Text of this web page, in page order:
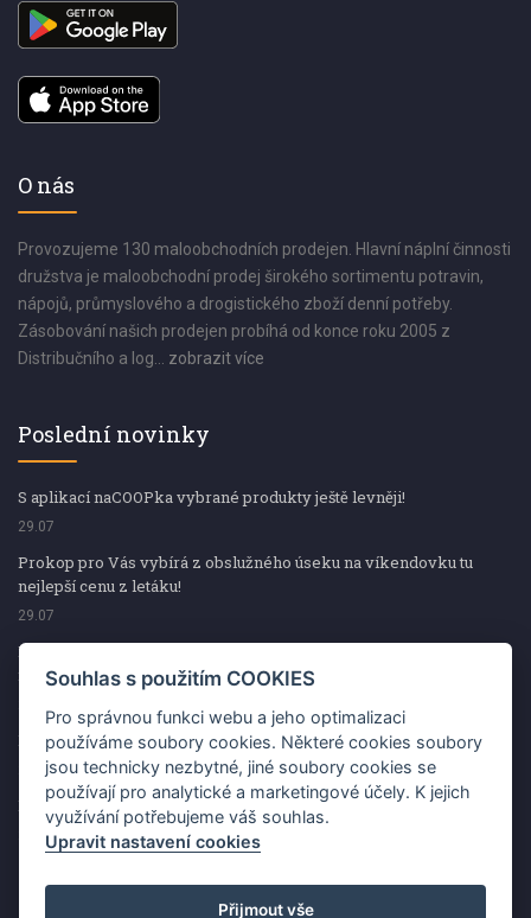
O nás
Provozujeme 130 maloobchodních prodejen. Hlavní náplní činnosti
družstva je maloobchodní prodej širokého sortimentu potravin,
nápojů, průmyslového a drogistického zboží denní potřeby.
Zásobování našich prodejen probíhá od konce roku 2005 z
Distribučního a log... zobrazit více
Poslední novinky
S aplikací naCOOPka vybrané produkty ještě levněji!
29.07
Prokop pro Vás vybírá z obslužného úseku na víkendovku tu
nejlepší cenu z letáku!
29.07
Prokop pro Vás vybírá z obslužného úseku na víkendovku tu
nejlepší cenu z letáku!
Kup špekáčky od Váhaly a vyhraj s naCOOPkou sekerku Fiskars
29.07
Prokop pro Vás vybírá na víkendovku ty nejlepší ceny z letáku!
29.07
Souhlas s použitím COOKIES
Pro správnou funkci webu a jeho optimalizaci
používáme soubory cookies. Některé cookies soubory
jsou technicky nezbytné, jiné soubory cookies se
používají pro analytické a marketingové účely. K jejich
využívání potřebujeme váš souhlas.
Upravit nastavení cookies
Přijmout vše